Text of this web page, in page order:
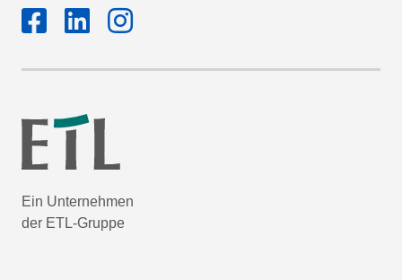
Ein Unternehmen
der ETL-Gruppe